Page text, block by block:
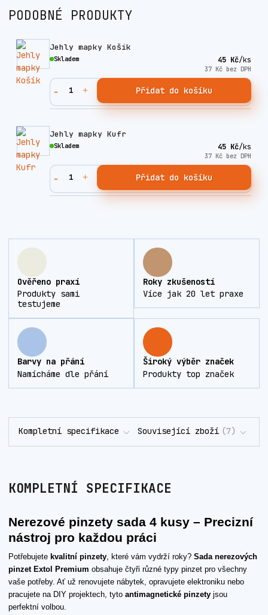
PODOBNÉ PRODUKTY
Jehly mapky Košík
45 Kč/ks
37 Kč bez DPH
Skladem
Přidat do košíku
Jehly mapky Kufr
45 Kč/ks
37 Kč bez DPH
Skladem
Přidat do košíku
Ověřeno praxí
Produkty sami
testujeme
Roky zkušeností
Více jak 20 let praxe
Barvy na přání
Namícháme dle přání
Široký výběr značek
Produkty top značek
Kompletní specifikace Související zboží 7
KOMPLETNÍ SPECIFIKACE
Nerezové pinzety sada 4 kusy – Precizní
nástroj pro každou práci
Potřebujete kvalitní pinzety, které vám vydrží roky? Sada nerezových
pinzet Extol Premium obsahuje čtyři různé typy pinzet pro všechny
vaše potřeby. Ať už renovujete nábytek, opravujete elektroniku nebo
pracujete na DIY projektech, tyto antimagnetické pinzety jsou
perfektní volbou.